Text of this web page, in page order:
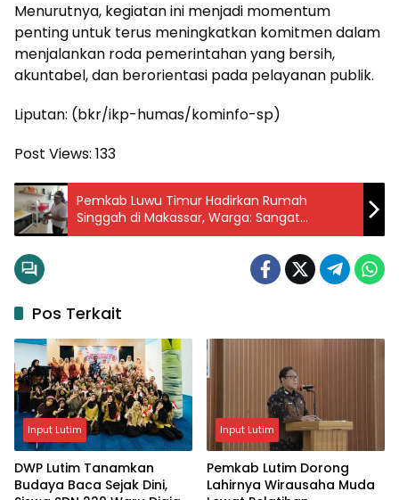
Menurutnya, kegiatan ini menjadi momentum
penting untuk terus meningkatkan komitmen dalam
menjalankan roda pemerintahan yang bersih,
akuntabel, dan berorientasi pada pelayanan publik.
Liputan: (bkr/ikp-humas/kominfo-sp)
Post Views: 133
Pemkab Luwu Timur Hadirkan Rumah
Singgah di Makassar, Warga: Sangat
Membantu dan Gratis
Pos Terkait
Input Lutim
DWP Lutim Tanamkan
Budaya Baca Sejak Dini,
Input Lutim
Pemkab Lutim Dorong
Lahirnya Wirausaha Muda